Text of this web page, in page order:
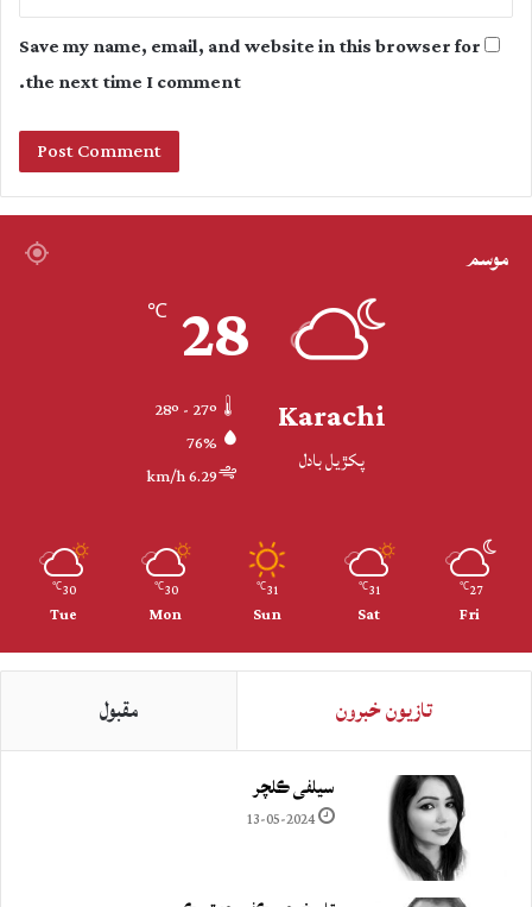
Save my name, email, and website in this browser for
the next time I comment.
موسم
Karachi
پکڙيل بادل
28
℃
76%
6.29 km/h
27
℃
Fri
31
℃
Sat
31
℃
Sun
30
℃
Mon
30
℃
Tue
تازيون خبرون مقبول
سيلفي ڪلچر
13-05-2024